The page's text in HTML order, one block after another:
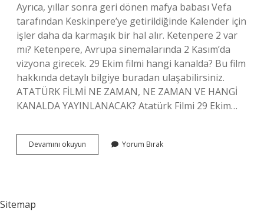
Ayrıca, yıllar sonra geri dönen mafya babası Vefa
tarafından Keskinpere’ye getirildiğinde Kalender için
işler daha da karmaşık bir hal alır. Ketenpere 2 var
mı? Ketenpere, Avrupa sinemalarında 2 Kasım’da
vizyona girecek. 29 Ekim filmi hangi kanalda? Bu film
hakkında detaylı bilgiye buradan ulaşabilirsiniz.
ATATÜRK FİLMİ NE ZAMAN, NE ZAMAN VE HANGİ
KANALDA YAYINLANACAK? Atatürk Filmi 29 Ekim…
Devamını okuyun Ketenpere
Hangi
Yorum Bırak
Sitemap